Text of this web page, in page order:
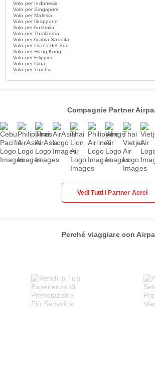
Volo per Indonesia
Volo per Singapore
Volo per Malesia
Volo per Giappone
Volo per Australia
Volo per Thailandia
Volo per Arabia Saudita
Volo per Corea del Sud
Volo per Hong Kong
Volo per Filippine
Volo per Cina
Volo per Turchia
Compagnie Partner
Vedi Tutti i Partner Aerei
Perché viaggiare con